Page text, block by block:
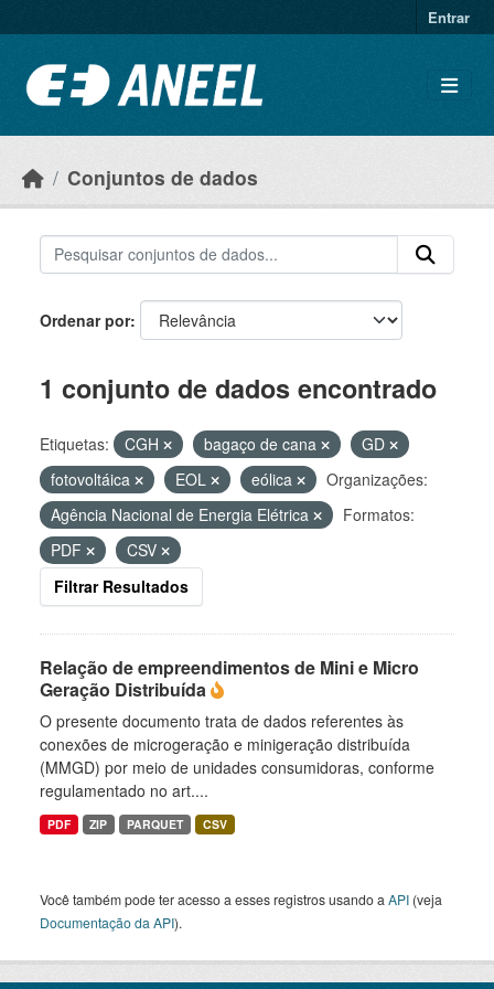
Entrar
Conjuntos de dados
Ordenar por
1 conjunto de dados encontrado
Etiquetas: CGH bagaço de cana
GD
fotovoltáica
EOL eólica
Organizações:
Agência Nacional de Energia Elétrica
Formatos:
PDF
CSV
Filtrar Resultados
Relação de empreendimentos de Mini e Micro
Geração Distribuída
O presente documento trata de dados referentes às
conexões de microgeração e minigeração distribuída
(MMGD) por meio de unidades consumidoras, conforme
regulamentado no art....
PDF ZIP PARQUET CSV
Você também pode ter acesso a esses registros usando a API (veja
Documentação da API).